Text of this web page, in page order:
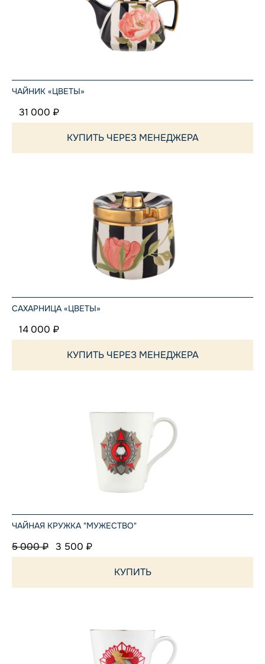
ЧАЙНИК «ЦВЕТЫ»
31 000 ₽
КУПИТЬ ЧЕРЕЗ МЕНЕДЖЕРА
САХАРНИЦА «ЦВЕТЫ»
14 000 ₽
КУПИТЬ ЧЕРЕЗ МЕНЕДЖЕРА
ЧАЙНАЯ КРУЖКА "МУЖЕСТВО"
5 000 ₽ 3 500 ₽
КУПИТЬ